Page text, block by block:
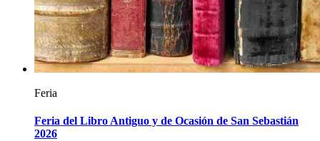
Feria
Feria del Libro Antiguo y de Ocasión de San Sebastián
2026